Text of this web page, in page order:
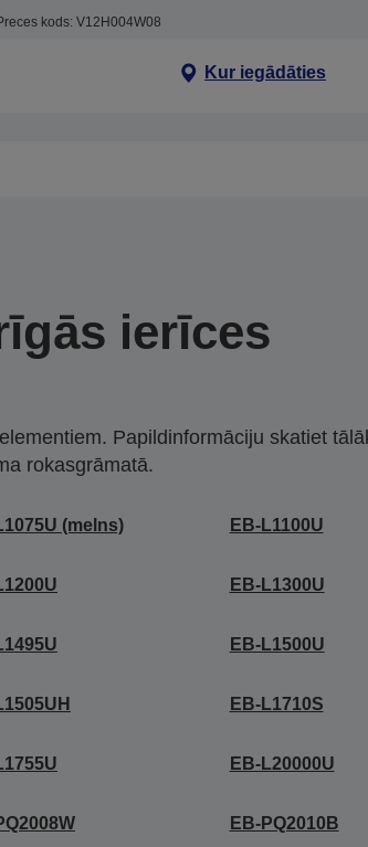
kods: V12H004W08
Kur iegādāties
ierīces
Papildinformāciju skatiet
rokasgrāmatā.
(melns) EB-L1100U
EB-L1300U
EB-L1500U
EB-L1710S
EB-L20000U
EB-PQ2010B